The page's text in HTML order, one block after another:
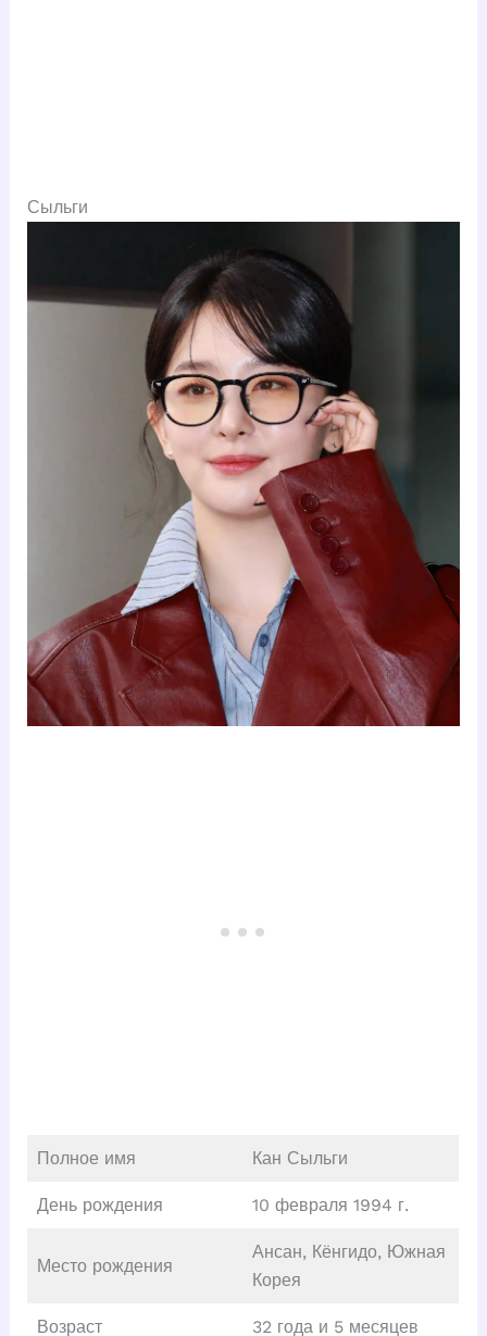
Сыльги
Полное имя Кан Сыльги
День рождения 10 февраля 1994 г.
Место рождения
Ансан, Кёнгидо, Южная
Корея
Возраст 32 года и 5 месяцев